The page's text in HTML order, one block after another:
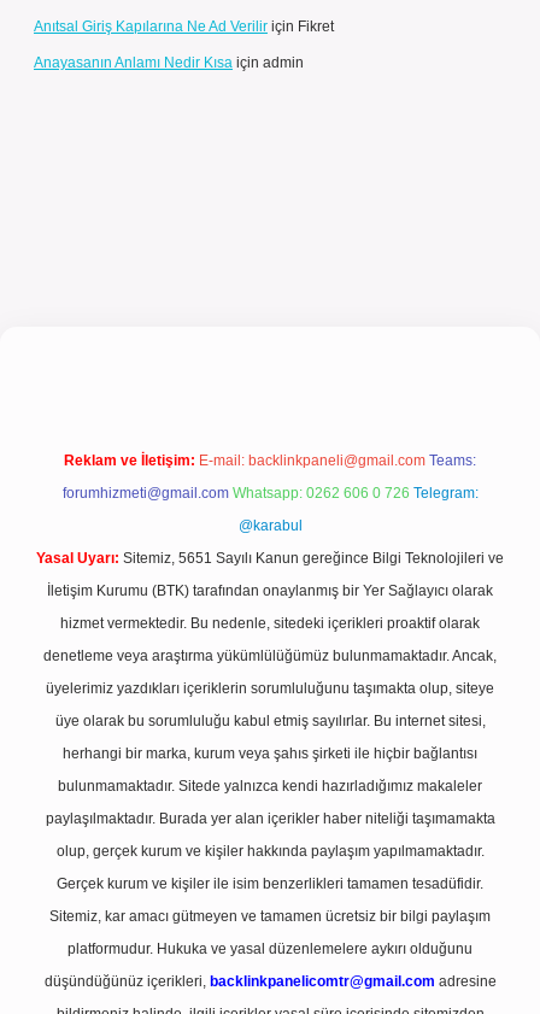
Anıtsal Giriş Kapılarına Ne Ad Verilir için Fikret
Anayasanın Anlamı Nedir Kısa için admin
Reklam ve İletişim: E-mail: backlinkpaneli@gmail.com Teams:
forumhizmeti@gmail.com Whatsapp: 0262 606 0 726 Telegram:
@karabul
Yasal Uyarı: Sitemiz, 5651 Sayılı Kanun gereğince Bilgi Teknolojileri ve
İletişim Kurumu (BTK) tarafından onaylanmış bir Yer Sağlayıcı olarak
hizmet vermektedir. Bu nedenle, sitedeki içerikleri proaktif olarak
denetleme veya araştırma yükümlülüğümüz bulunmamaktadır. Ancak,
üyelerimiz yazdıkları içeriklerin sorumluluğunu taşımakta olup, siteye
üye olarak bu sorumluluğu kabul etmiş sayılırlar. Bu internet sitesi,
herhangi bir marka, kurum veya şahıs şirketi ile hiçbir bağlantısı
bulunmamaktadır. Sitede yalnızca kendi hazırladığımız makaleler
paylaşılmaktadır. Burada yer alan içerikler haber niteliği taşımamakta
olup, gerçek kurum ve kişiler hakkında paylaşım yapılmamaktadır.
Gerçek kurum ve kişiler ile isim benzerlikleri tamamen tesadüfidir.
Sitemiz, kar amacı gütmeyen ve tamamen ücretsiz bir bilgi paylaşım
platformudur. Hukuka ve yasal düzenlemelere aykırı olduğunu
düşündüğünüz içerikleri, backlinkpanelicomtr@gmail.com adresine